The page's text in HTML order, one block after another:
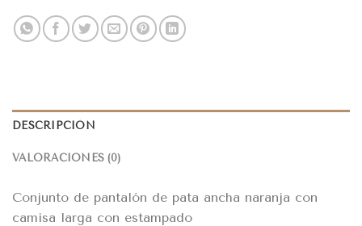
DESCRIPCIÓN
VALORACIONES (0)
Conjunto de pantalón de pata ancha naranja con
camisa larga con estampado